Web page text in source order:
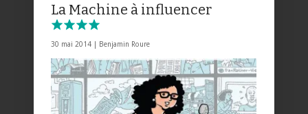
La Machine à influencer
30 mai 2014 | Benjamin Roure